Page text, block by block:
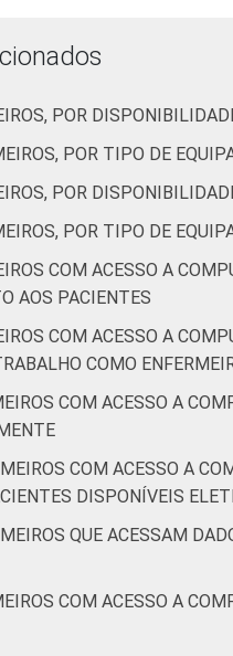
50 leitos)
Serviço de
diagnose e
terapia
-
Não UBS
Até 30
21
De 31 a 40
anos
anos ou
10
POR
POR TIPO DE
POR
POR TIPO DE
COM ACESSO A
AOS PACIENTES
COM ACESSO A
COMO
COM ACESSO A
COM ACESSO A
DISPONÍVEIS
QUE ACESSAM
COM ACESSO A